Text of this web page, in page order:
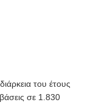
του έτους
σε 1.830